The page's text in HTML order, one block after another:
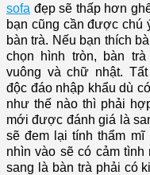
sofa đẹp sẽ thấp hơn
bạn cũng cần được chú
bàn trà. Nếu bạn thích
chọn hình tròn, bàn
vuông và chữ nhật.
độc đáo nhập khẩu dù
như thế nào thì phải
mới được đánh giá là
sẽ đem lại tính thẩm
nhìn vào sẽ có cảm tình
sang là bàn trà phải có